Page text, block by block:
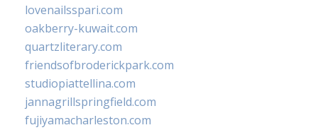
lovenailsspari.com
oakberry-kuwait.com
quartzliterary.com
friendsofbroderickpark.com
studiopiattellina.com
jannagrillspringfield.com
fujiyamacharleston.com